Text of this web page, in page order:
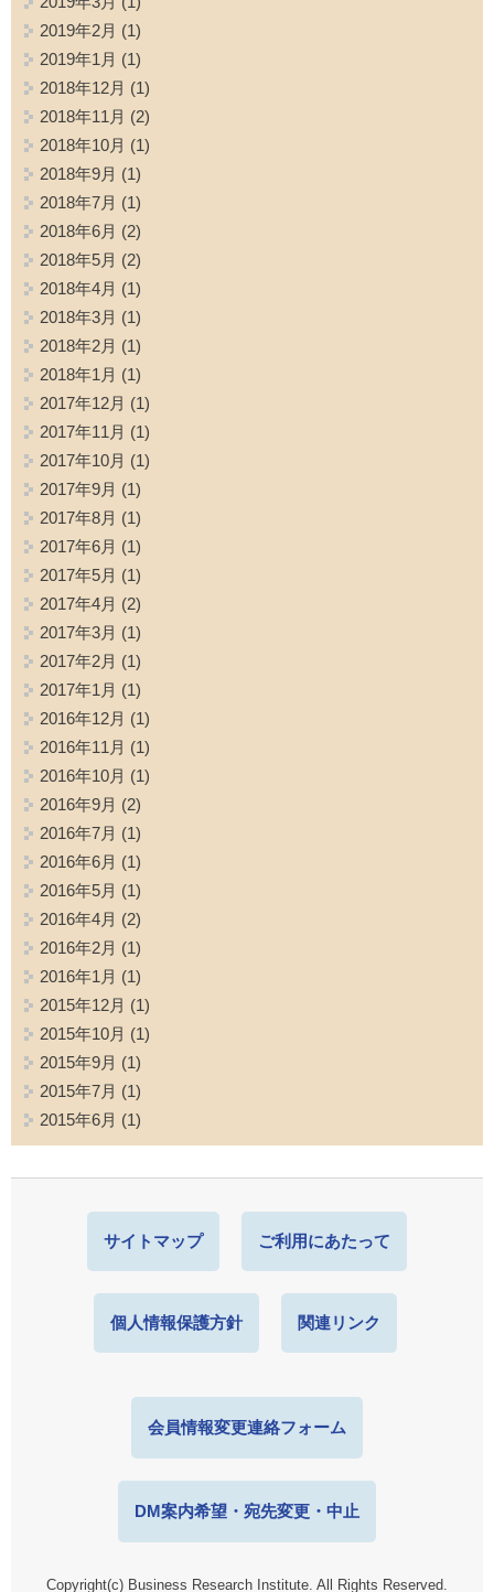
2019年2月 (1)
2019年1月 (1)
2018年12月 (1)
2018年11月 (2)
2018年10月 (1)
2018年9月 (1)
2018年7月 (1)
2018年6月 (2)
2018年5月 (2)
2018年4月 (1)
2018年3月 (1)
2018年2月 (1)
2018年1月 (1)
2017年12月 (1)
2017年11月 (1)
2017年10月 (1)
2017年9月 (1)
2017年8月 (1)
2017年6月 (1)
2017年5月 (1)
2017年4月 (2)
2017年3月 (1)
2017年2月 (1)
2017年1月 (1)
2016年12月 (1)
2016年11月 (1)
2016年10月 (1)
2016年9月 (2)
2016年7月 (1)
2016年6月 (1)
2016年5月 (1)
2016年4月 (2)
2016年2月 (1)
2016年1月 (1)
2015年12月 (1)
2015年10月 (1)
2015年9月 (1)
2015年7月 (1)
2015年6月 (1)
サイトマップ ご利用にあたって
個人情報保護方針 関連リンク
会員情報変更連絡フォーム
DM案内希望・宛先変更・中止
Copyright(c) Business Research Institute. All Rights Reserved.